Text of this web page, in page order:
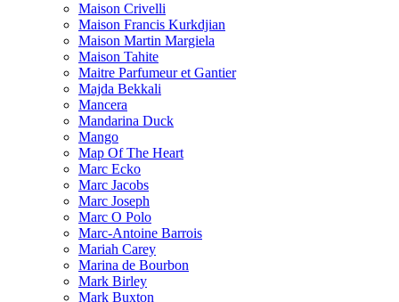
Maison Crivelli
Maison Francis Kurkdjian
Maison Martin Margiela
Maison Tahite
Maitre Parfumeur et Gantier
Majda Bekkali
Mancera
Mandarina Duck
Mango
Map Of The Heart
Marc Ecko
Marc Jacobs
Marc Joseph
Marc O Polo
Marc-Antoine Barrois
Mariah Carey
Marina de Bourbon
Mark Birley
Mark Buxton